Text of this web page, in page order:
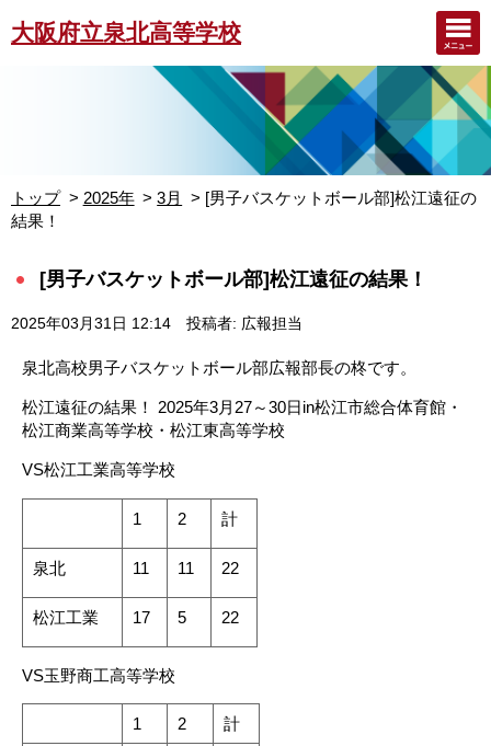
大阪府立泉北高等学校
トップ 2025年 3月
[男子バスケットボール部]松江遠征の
結果！
[男子バスケットボール部]松江遠征の結果！
2025年03月31日 12:14 投稿者: 広報担当
泉北高校男子バスケットボール部広報部長の柊です。
松江遠征の結果！ 2025年3月27～30日in松江市総合体育館・
松江商業高等学校・松江東高等学校
VS松江工業高等学校
1 2 計
泉北 11 11 22
松江工業 17 5 22
VS玉野商工高等学校
1 2 計